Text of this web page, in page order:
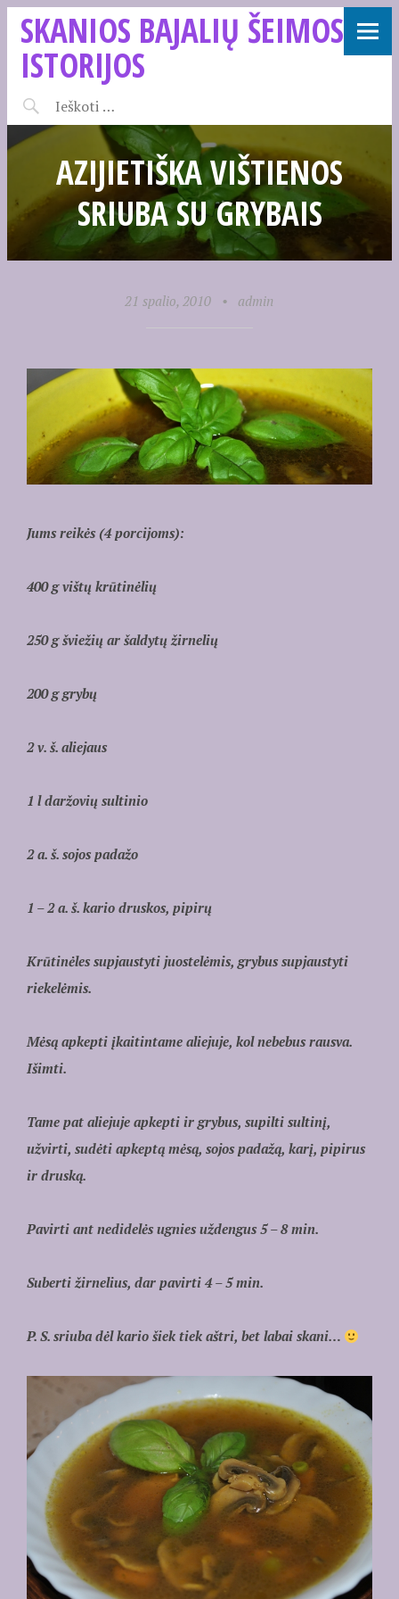
SKANIOS BAJALIŲ ŠEIMOS
ISTORIJOS
AZIJIETIŠKA VIŠTIENOS
SRIUBA SU GRYBAIS
21 spalio, 2010 • admin
Jums reikės (4 porcijoms):
400 g vištų krūtinėlių
250 g šviežių ar šaldytų žirnelių
200 g grybų
2 v. š. aliejaus
1 l daržovių sultinio
2 a. š. sojos padažo
1 – 2 a. š. kario druskos, pipirų
Krūtinėles supjaustyti juostelėmis, grybus supjaustyti
riekelėmis.
Mėsą apkepti įkaitintame aliejuje, kol nebebus rausva.
Išimti.
Tame pat aliejuje apkepti ir grybus, supilti sultinį,
užvirti, sudėti apkeptą mėsą, sojos padažą, karį, pipirus
ir druską.
Pavirti ant nedidelės ugnies uždengus 5 – 8 min.
Suberti žirnelius, dar pavirti 4 – 5 min.
P. S. sriuba dėl kario šiek tiek aštri, bet labai skani…